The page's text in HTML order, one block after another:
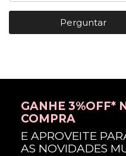
Perguntar
GANHE 3%OFF*
COMPRA
E APROVEITE
AS NOVIDADES